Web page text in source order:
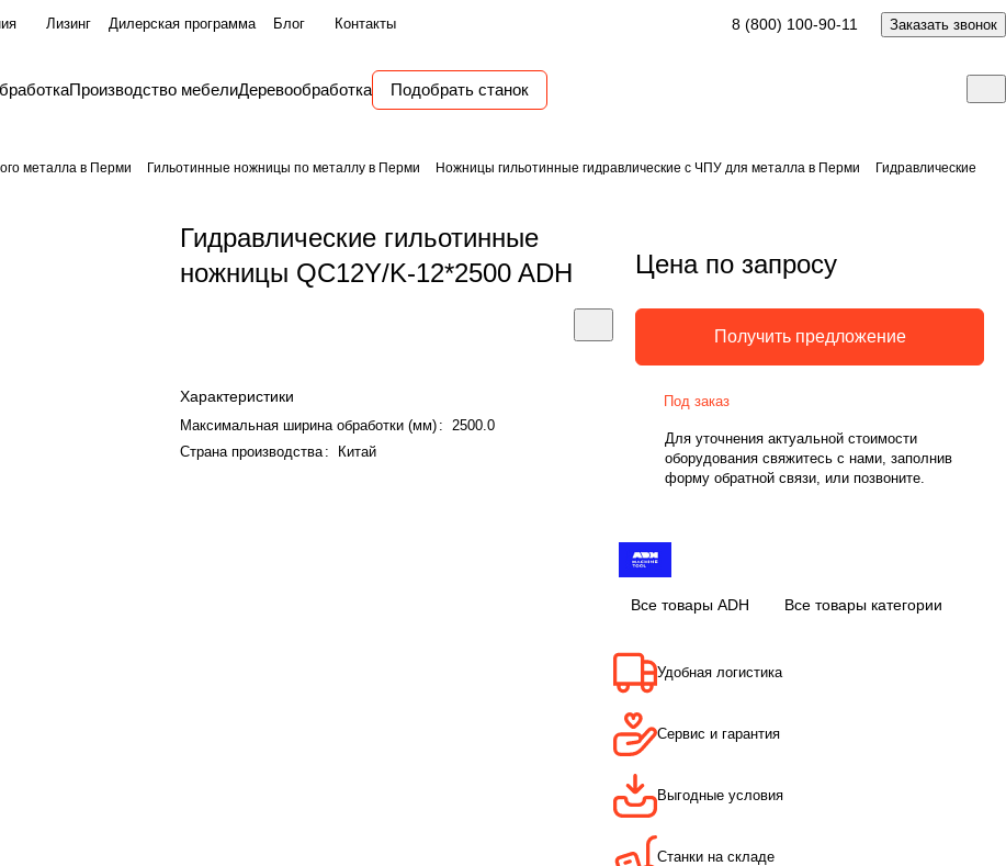
Лизинг Дилерская программа Блог Контакты 8 (800) 100-90-11 Заказать звонок
Производство мебелиДеревообработка Подобрать станок
металла в Перми Гильотинные ножницы по металлу в Перми Ножницы гильотинные гидравлические с ЧПУ для металла в Перми
Гидравлические
Гидравлические гильотинные
ножницы QC12Y/K-12*2500 ADH
Характеристики
Максимальная ширина обработки (мм) :
2500.0
Страна производства: Китай
Цена по запросу
Получить предложение
Под заказ
Для уточнения актуальной стоимости
оборудования свяжитесь с нами, заполнив
форму обратной связи, или позвоните.
Все товары ADH Все товары категории
Удобная логистика
Сервис и гарантия
Выгодные условия
Станки на складе